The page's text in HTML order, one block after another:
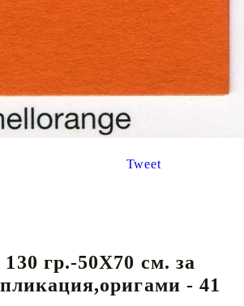
Tweet
гр.-50Х70 см. за
- 41